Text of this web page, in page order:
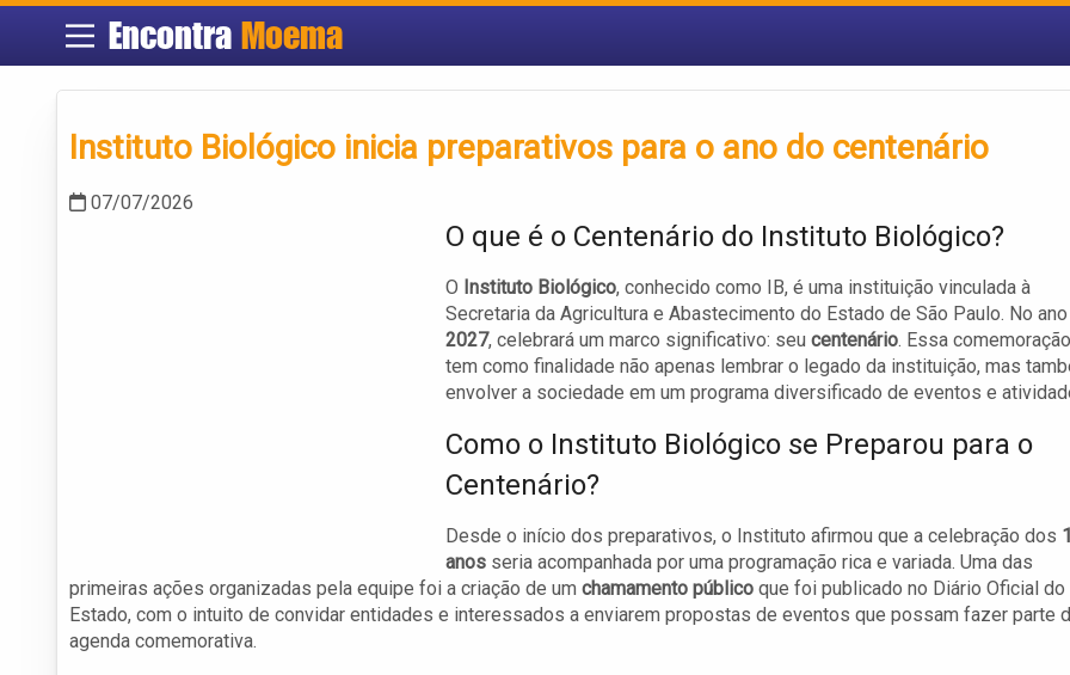
Encontra Moema
Instituto Biológico inicia preparativos para o ano do centenário
07/07/2026
O que é o Centenário do Instituto Biológico?
O Instituto Biológico, conhecido como IB, é uma instituição vinculada à
Secretaria da Agricultura e Abastecimento do Estado de São Paulo. No
2027, celebrará um marco significativo: seu centenário. Essa comemoração
tem como finalidade não apenas lembrar o legado da instituição, mas
envolver a sociedade em um programa diversificado de eventos e
Como o Instituto Biológico se Preparou para o
Centenário?
Desde o início dos preparativos, o Instituto afirmou que a celebração dos
anos seria acompanhada por uma programação rica e variada. Uma das
primeiras ações organizadas pela equipe foi a criação de um chamamento público que foi publicado no Diário Oficial do
Estado, com o intuito de convidar entidades e interessados a enviarem propostas de eventos que possam fazer parte
agenda comemorativa.